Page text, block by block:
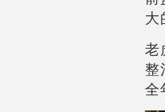
大
老
整
全